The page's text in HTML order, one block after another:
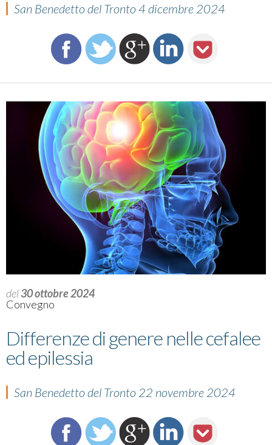
San Benedetto del Tronto 4 dicembre 2024
del30 ottobre 2024
Convegno
Differenze di genere nelle cefalee
ed epilessia
San Benedetto del Tronto 22 novembre 2024